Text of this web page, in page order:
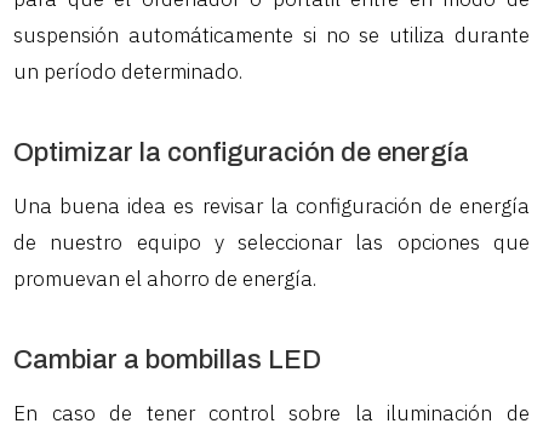
suspensión automáticamente si no se utiliza durante
un período determinado.
Optimizar la configuración de energía
Una buena idea es revisar la configuración de energía
de nuestro equipo y seleccionar las opciones que
promuevan el ahorro de energía.
Cambiar a bombillas LED
En caso de tener control sobre la iluminación de